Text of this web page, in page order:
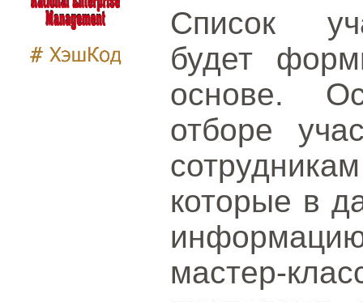
Список
будет
основе.
отборе
которые в
мастер-